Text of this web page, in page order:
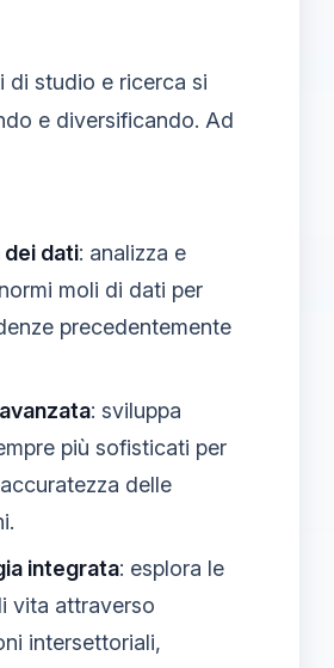
di studio e ricerca si
e diversificando. Ad
dati: analizza e
moli di dati per
precedentemente
: sviluppa
più sofisticati per
delle
integrata: esplora le
vita attraverso
intersettoriali,